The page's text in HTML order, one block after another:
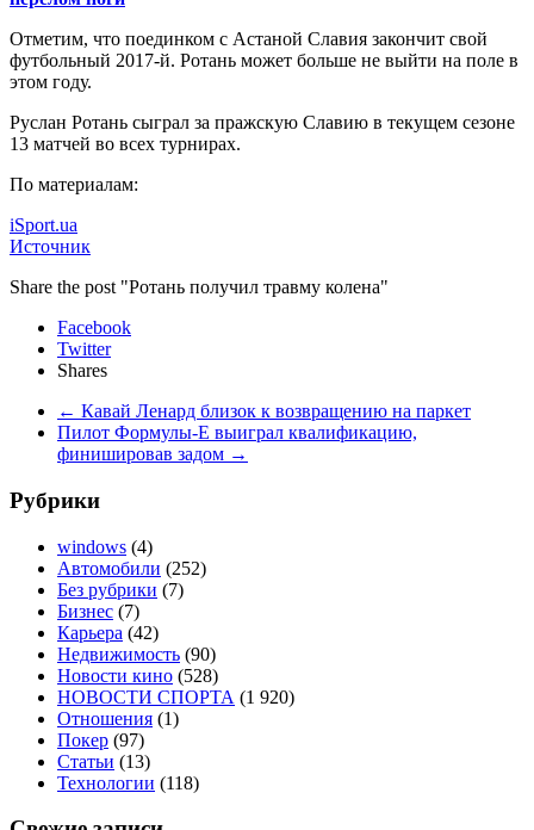
Отметим, что поединком с Астаной Славия закончит свой
футбольный 2017-й. Ротань может больше не выйти на поле в
этом году.
Руслан Ротань сыграл за пражскую Славию в текущем сезоне
13 матчей во всех турнирах.
По материалам:
iSport.ua
Источник
Share the post "Ротань получил травму колена"
Facebook
Twitter
Shares
← Кавай Ленард близок к возвращению на паркет
Пилот Формулы-Е выиграл квалификацию,
финишировав задом →
Рубрики
windows (4)
Автомобили (252)
Без рубрики (7)
Бизнес (7)
Карьера (42)
Недвижимость (90)
Новости кино (528)
НОВОСТИ СПОРТА (1 920)
Отношения (1)
Покер (97)
Статьи (13)
Технологии (118)